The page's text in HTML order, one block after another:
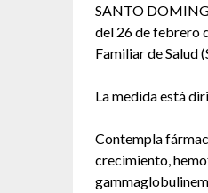
SANTO
del 26 de febrero
Familiar de Salud
La medida está
Contempla
crecimiento,